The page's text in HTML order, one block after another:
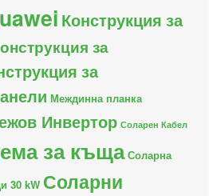
Конструкция за
за
за
Междинна планка
Инвертор Соларен Кабел
за къща Соларна
30 kW Соларни